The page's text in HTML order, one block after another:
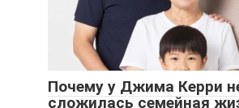
Почему у Джима Керри
сложилась семейная